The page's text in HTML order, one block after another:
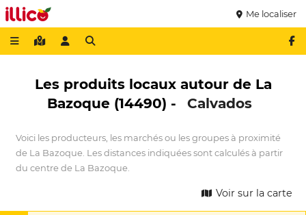
Me localiser
Les produits locaux autour de La
Bazoque (14490) -
Calvados
Voici les producteurs, les marchés ou les groupes à proximité
de La Bazoque. Les distances indiquées sont calculés à partir
du centre de La Bazoque.
Voir sur la carte